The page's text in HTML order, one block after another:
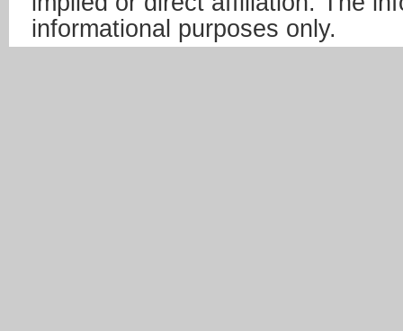
informational purposes only.